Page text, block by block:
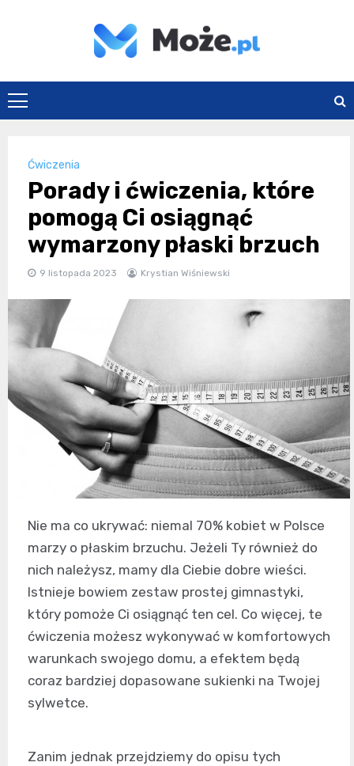
Może.pl
Ćwiczenia
Porady i ćwiczenia, które
pomogą Ci osiągnąć
wymarzony płaski brzuch
9 listopada 2023 Krystian Wiśniewski
Nie ma co ukrywać: niemal 70% kobiet w Polsce
marzy o płaskim brzuchu. Jeżeli Ty również do
nich należysz, mamy dla Ciebie dobre wieści.
Istnieje bowiem zestaw prostej gimnastyki,
który pomoże Ci osiągnąć ten cel. Co więcej, te
ćwiczenia możesz wykonywać w komfortowych
warunkach swojego domu, a efektem będą
coraz bardziej dopasowane sukienki na Twojej
sylwetce.
Zanim jednak przejdziemy do opisu tych